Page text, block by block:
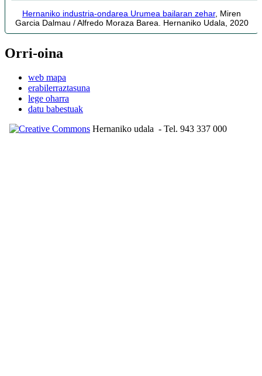
Hernaniko industria-ondarea Urumea bailaran zehar, Miren
Garcia Dalmau / Alfredo Moraza Barea. Hernaniko Udala, 2020
Orri-oina
web mapa
erabilerraztasuna
lege oharra
datu babestuak
Hernaniko udala - Tel. 943 337 000